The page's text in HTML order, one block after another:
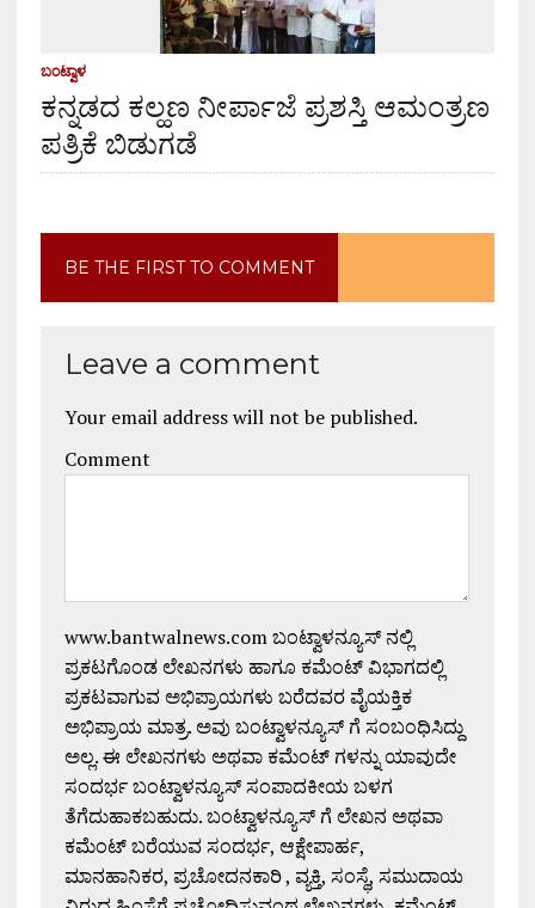
ಬಂಟ್ವಾಳ
ಕನ್ನಡದ ಕಲ್ಹಣ ನೀರ್ಪಾಜೆ ಪ್ರಶಸ್ತಿ ಆಮಂತ್ರಣ
ಪತ್ರಿಕೆ ಬಿಡುಗಡೆ
BE THE FIRST TO COMMENT
Leave a comment
Your email address will not be published.
Comment
www.bantwalnews.com ಬಂಟ್ವಾಳನ್ಯೂಸ್ ನಲ್ಲಿ
ಪ್ರಕಟಗೊಂಡ ಲೇಖನಗಳು ಹಾಗೂ ಕಮೆಂಟ್ ವಿಭಾಗದಲ್ಲಿ
ಪ್ರಕಟವಾಗುವ ಅಭಿಪ್ರಾಯಗಳು ಬರೆದವರ ವೈಯಕ್ತಿಕ
ಅಭಿಪ್ರಾಯ ಮಾತ್ರ. ಅವು ಬಂಟ್ವಾಳನ್ಯೂಸ್ ಗೆ ಸಂಬಂಧಿಸಿದ್ದು
ಅಲ್ಲ. ಈ ಲೇಖನಗಳು ಅಥವಾ ಕಮೆಂಟ್ ಗಳನ್ನು ಯಾವುದೇ
ಸಂದರ್ಭ ಬಂಟ್ವಾಳನ್ಯೂಸ್ ಸಂಪಾದಕೀಯ ಬಳಗ
ತೆಗೆದುಹಾಕಬಹುದು. ಬಂಟ್ವಾಳನ್ಯೂಸ್ ಗೆ ಲೇಖನ ಅಥವಾ
ಕಮೆಂಟ್ ಬರೆಯುವ ಸಂದರ್ಭ, ಆಕ್ಷೇಪಾರ್ಹ,
ಮಾನಹಾನಿಕರ, ಪ್ರಚೋದನಕಾರಿ , ವ್ಯಕ್ತಿ, ಸಂಸ್ಥೆ, ಸಮುದಾಯ